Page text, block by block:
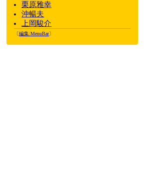
栗原雅幸
沖暢夫
上岡駿介
〔編集:MenuBar〕